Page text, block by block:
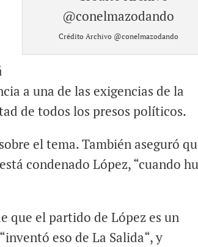
Crédito Archivo @conelmazodando
a una de las exigencias de la
de todos los presos políticos.
el tema. También aseguró
condenado López, “cuando
que el partido de López es un
eso de La Salida“, y